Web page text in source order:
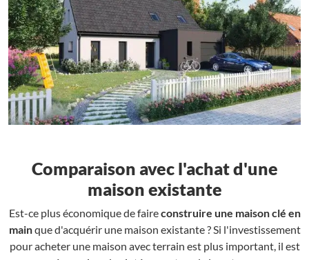
Comparaison avec l'achat d'une
maison existante
Est-ce plus économique de faireconstruire une maison clé en
mainque d'acquérir une maison existante ? Si l'investissement
pour acheter une maison avec terrain est plus important, il est